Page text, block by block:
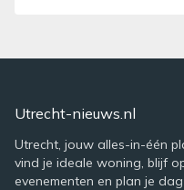
Utrecht-nieuws.nl
Utrecht, jouw alles-in-één
vind je ideale woning, blijf
evenementen en plan je